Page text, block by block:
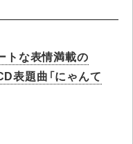
トな表情満載の
表題曲「にゃんて